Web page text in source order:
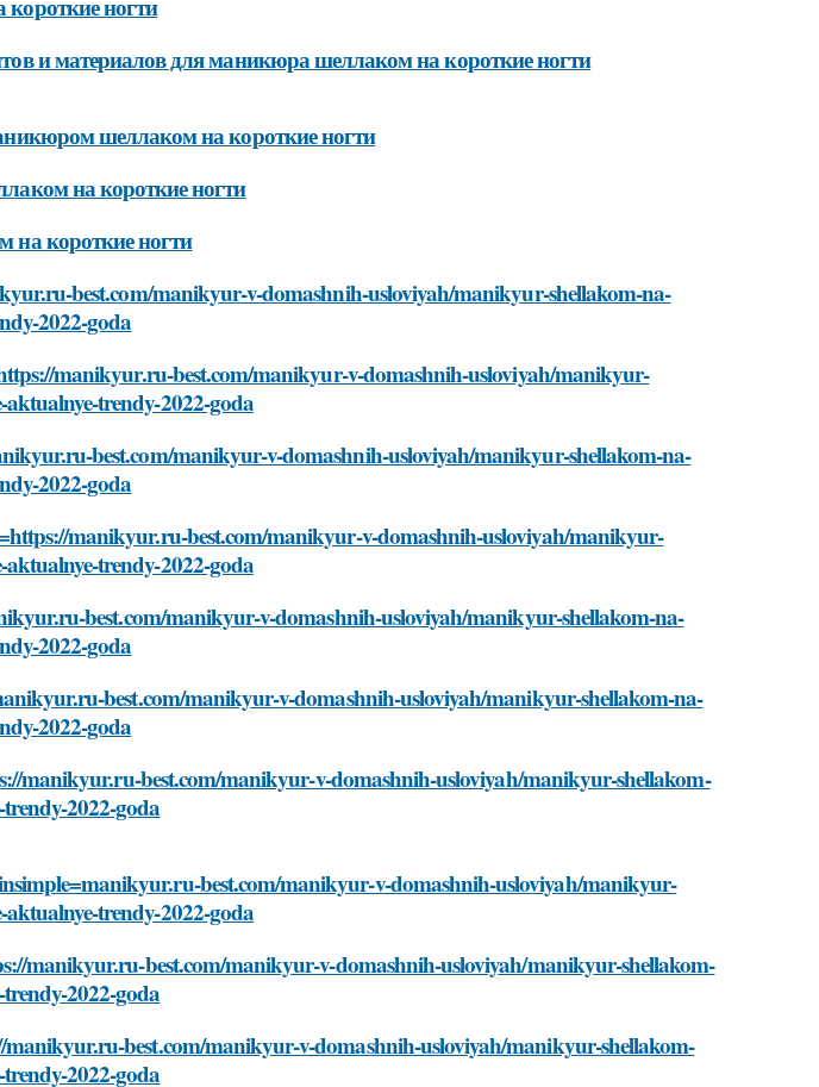
ногти
и материалов для маникюра шеллаком на короткие ногти
шеллаком на короткие ногти
на короткие ногти
короткие ногти
best.com/manikyur-v-domashnih-usloviyah/manikyur-shellakom-na-
2022-goda
manikyur.ru-best.com/manikyur-v-domashnih-usloviyah/manikyur-
trendy-2022-goda
best.com/manikyur-v-domashnih-usloviyah/manikyur-shellakom-na-
2022-goda
manikyur.ru-best.com/manikyur-v-domashnih-usloviyah/manikyur-
trendy-2022-goda
best.com/manikyur-v-domashnih-usloviyah/manikyur-shellakom-na-
2022-goda
best.com/manikyur-v-domashnih-usloviyah/manikyur-shellakom-na-
2022-goda
manikyur.ru-best.com/manikyur-v-domashnih-usloviyah/manikyur-shellakom-
2022-goda
best.com/manikyur-v-domashnih-usloviyah/manikyur-
trendy-2022-goda
manikyur.ru-best.com/manikyur-v-domashnih-usloviyah/manikyur-shellakom-
2022-goda
best.com/manikyur-v-domashnih-usloviyah/manikyur-shellakom-
2022-goda